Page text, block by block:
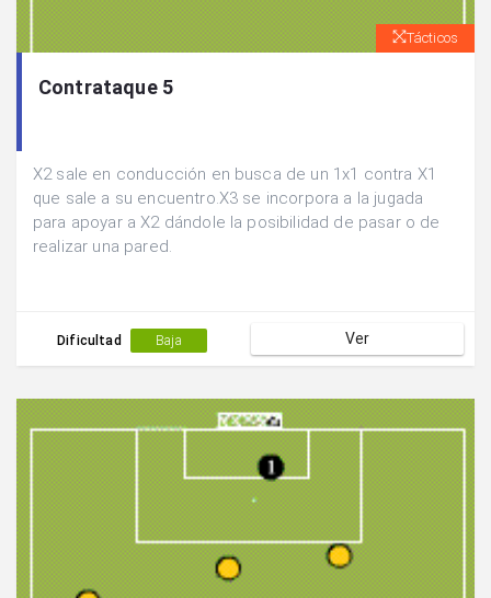
Tácticos
Contrataque 5
X2 sale en conducción en busca de un 1x1 contra X1
que sale a su encuentro.X3 se incorpora a la jugada
para apoyar a X2 dándole la posibilidad de pasar o de
realizar una pared.
Dificultad Baja Ver